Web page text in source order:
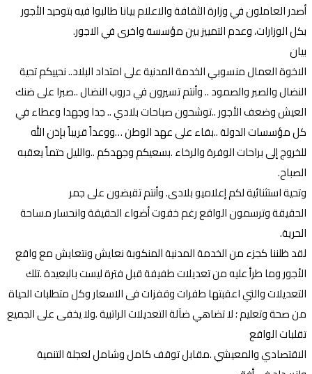
أصدر العاملون في وزارة الثقافة والاعلام بيانا طالبوا فيه بتوحيد الأجور
بكل الوزارات، وعدم التمييز بين مؤسسة واخرى في الاجور.
بيان
الاخوة العمال منسوبي الخدمة المدنية على امتداد البلاد.. نحييكم تحية
النضال والصبر والصمود .. وأنتم تسيرون في دروب النضال ..صبرا على ضنك
العيش وضعف الأجور ..توشحون صباحات بلادي .. جدا وجهدا وعطاء في
كل مؤسسات الدولة ..بقاء على عهد الوطن …ووعداً قريباً بإذن الله
للخروج إلى براحات الوفرة والرخاء .بسعيكم وجهدكم ..والليل حتماً يعقبه
الصباح.
وتحية استثنائية لكم إعلاميو بلادى. وأنتم تقبضون على جمر
الحقيقة وترسمون الواقع رغم خفوت أضواء الحقيقة وانحسار مساحة
الحرية.
لقد ظلننا كجزء من الخدمة المدنية المنكوبة نعايش ونتعايش مع واقع
الأجور وما طرأ عليه من تعديلات طفيفة قبل فترة ليست بالبعيدة .تلك
التعديلات والتي اعقبتها طفرات وقفزات فى الاسعار وكل متطلبات الحياة
من صحة وتعليم ؛ لا تضاهي ضآلة التعديلات الراتبية .ولا يخفى على الجميع
تقلبات الواقع
الاقتصادي والمعيشي .مقابل توقف كامل وشامل لعجلة التنمية